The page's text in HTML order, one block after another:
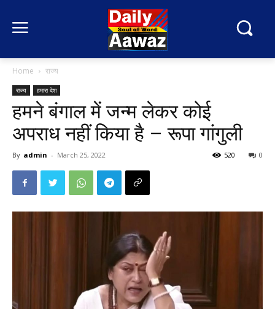
Home राज्य
राज्य हमारा देश
हमने बंगाल में जन्म लेकर कोई
अपराध नहीं किया है – रूपा गांगुली
By admin - March 25, 2022 0
520